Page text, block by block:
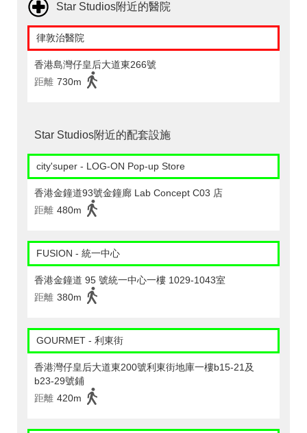
Star Studios附近的醫院
律敦治醫院
香港島灣仔皇后大道東266號
距離 730m
Star Studios附近的配套設施
city'super - LOG-ON Pop-up Store
香港金鐘道93號金鐘廊 Lab Concept C03 店
距離 480m
FUSION - 統一中心
香港金鐘道 95 號統一中心一樓 1029-1043室
距離 380m
GOURMET - 利東街
香港灣仔皇后大道東200號利東街地庫一樓b15-21及
b23-29號鋪
距離 420m